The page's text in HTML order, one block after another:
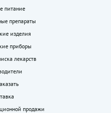
питание
препараты
изделия
приборы
лекарств
продажи